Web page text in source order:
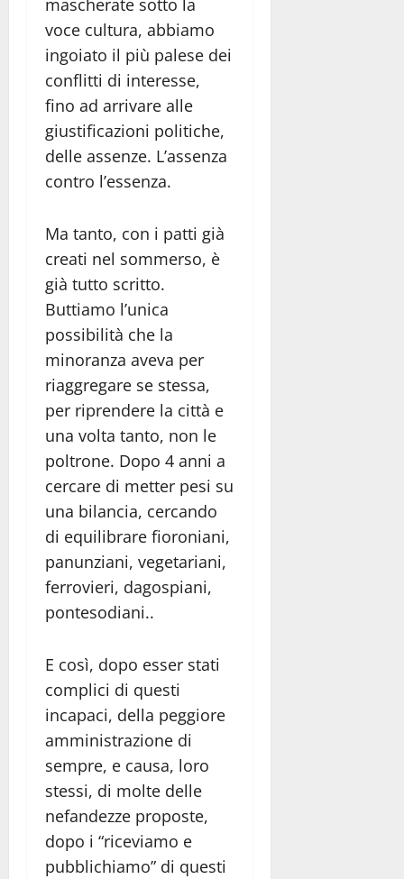
mascherate sotto la
voce cultura, abbiamo
ingoiato il più palese dei
conflitti di interesse,
fino ad arrivare alle
giustificazioni politiche,
delle assenze. L’assenza
contro l’essenza.
Ma tanto, con i patti già
creati nel sommerso, è
già tutto scritto.
Buttiamo l’unica
possibilità che la
minoranza aveva per
riaggregare se stessa,
per riprendere la città e
una volta tanto, non le
poltrone. Dopo 4 anni a
cercare di metter pesi su
una bilancia, cercando
di equilibrare fioroniani,
panunziani, vegetariani,
ferrovieri, dagospiani,
pontesodiani..
E così, dopo esser stati
complici di questi
incapaci, della peggiore
amministrazione di
sempre, e causa, loro
stessi, di molte delle
nefandezze proposte,
dopo i “riceviamo e
pubblichiamo” di questi